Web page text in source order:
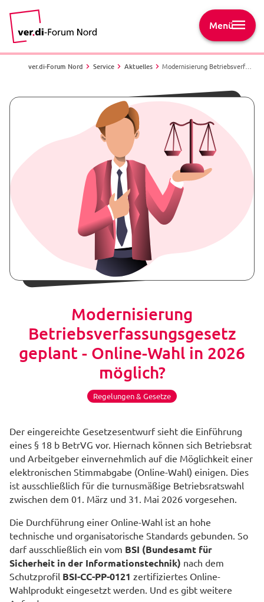
Menü
ver.di-Forum Nord Service Aktuelles Modernisierung Betriebsverfassungsgesetz geplant - Online-Wahl in 2026 möglich?
Modernisierung
Betriebsverfassungsgesetz
geplant - Online-Wahl in 2026
möglich?
Regelungen & Gesetze
Der eingereichte Gesetzesentwurf sieht die Einführung
eines § 18 b BetrVG vor. Hiernach können sich Betriebsrat
und Arbeitgeber einvernehmlich auf die Möglichkeit einer
elektronischen Stimmabgabe (Online-Wahl) einigen. Dies
ist ausschließlich für die turnusmäßige Betriebsratswahl
zwischen dem 01. März und 31. Mai 2026 vorgesehen.
Die Durchführung einer Online-Wahl ist an hohe
technische und organisatorische Standards gebunden. So
darf ausschließlich ein vom BSI (Bundesamt für
Sicherheit in der Informationstechnik) nach dem
Schutzprofil BSI-CC-PP-0121 zertifiziertes Online-
Wahlprodukt eingesetzt werden. Und es gibt weitere